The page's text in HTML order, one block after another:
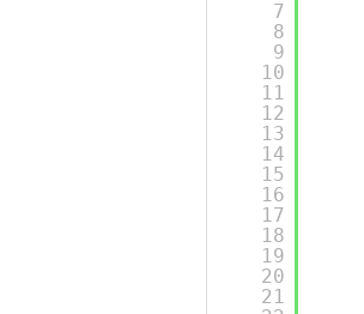
7
8
9
10
11
12
13
14
15
16
17
18
19
20
21